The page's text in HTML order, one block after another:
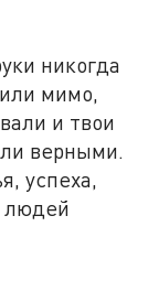
никогда
мимо,
и твои
верными.
успеха,
людей